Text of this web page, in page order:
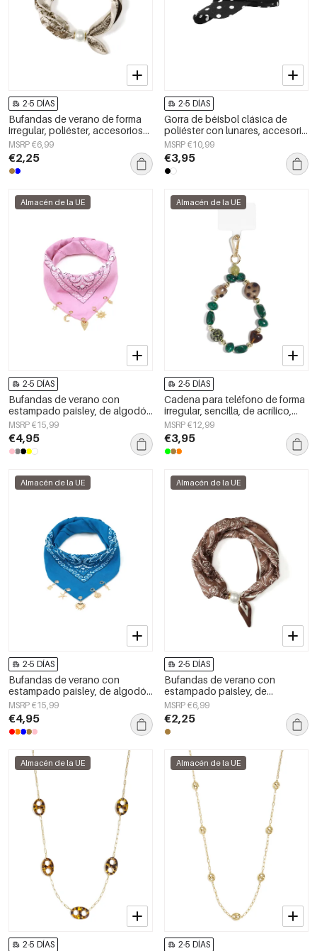
2-5 DÍAS
Bufandas de verano de forma
irregular, poliéster, accesorios
diarios
MSRP €6,99
€2,25
2-5 DÍAS
Gorra de béisbol clásica de
poliéster con lunares, accesorio
diario.
MSRP €10,99
€3,95
Almacén de la UE
2-5 DÍAS
Bufandas de verano con
estampado paisley, de algodón
clásico, accesorios para el día a
día.
MSRP €15,99
€4,95
Almacén de la UE
2-5 DÍAS
Cadena para teléfono de forma
irregular, sencilla, de acrílico,
accesorio de uso diario.
MSRP €12,99
€3,95
Almacén de la UE
2-5 DÍAS
Bufandas de verano con
estampado paisley, de algodón
clásico, accesorios para el día a
día.
MSRP €15,99
€4,95
Almacén de la UE
2-5 DÍAS
Bufandas de verano con
estampado paisley, de
poliéster, informales, para uso
diario.
MSRP €6,99
€2,25
Almacén de la UE
2-5 DÍAS
Almacén de la UE
2-5 DÍAS